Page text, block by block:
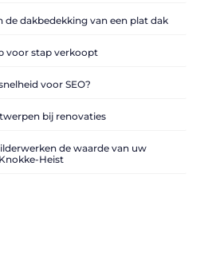
dakbedekking van een plat dak
voor stap verkoopt
voor SEO?
bij renovaties
de waarde van uw
Heist